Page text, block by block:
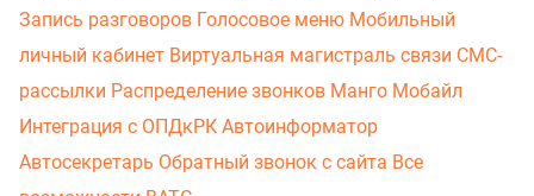
Запись разговоров Голосовое меню Мобильный
личный кабинет Виртуальная магистраль связи СМС-
рассылки Распределение звонков Манго Мобайл
Интеграция с ОПДкРК Автоинформатор
Автосекретарь Обратный звонок с сайта Все